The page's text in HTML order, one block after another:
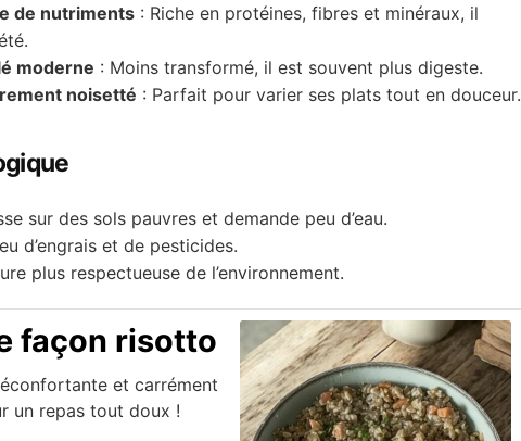
de nutriments : Riche en protéines, fibres et minéraux, il
moderne : Moins transformé, il est souvent plus digeste.
noisetté : Parfait pour varier ses plats tout en douceur.
sur des sols pauvres et demande peu d’eau.
d’engrais et de pesticides.
plus respectueuse de l’environnement.
façon risotto
et carrément
un repas tout doux !